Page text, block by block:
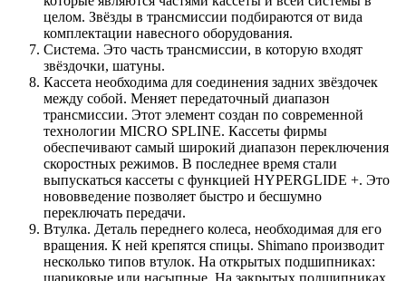
целом. Звёзды в трансмиссии подбираются от вида
комплектации навесного оборудования.
Система. Это часть трансмиссии, в которую входят
звёздочки, шатуны.
Кассета необходима для соединения задних звёздочек
между собой. Меняет передаточный диапазон
трансмиссии. Этот элемент создан по современной
технологии MICRO SPLINE. Кассеты фирмы
обеспечивают самый широкий диапазон переключения
скоростных режимов. В последнее время стали
выпускаться кассеты с функцией HYPERGLIDE +. Это
нововведение позволяет быстро и бесшумно
переключать передачи.
Втулка. Деталь переднего колеса, необходимая для его
вращения. К ней крепятся спицы. Shimano производит
несколько типов втулок. На открытых подшипниках:
шариковые или насыпные. На закрытых подшипниках.